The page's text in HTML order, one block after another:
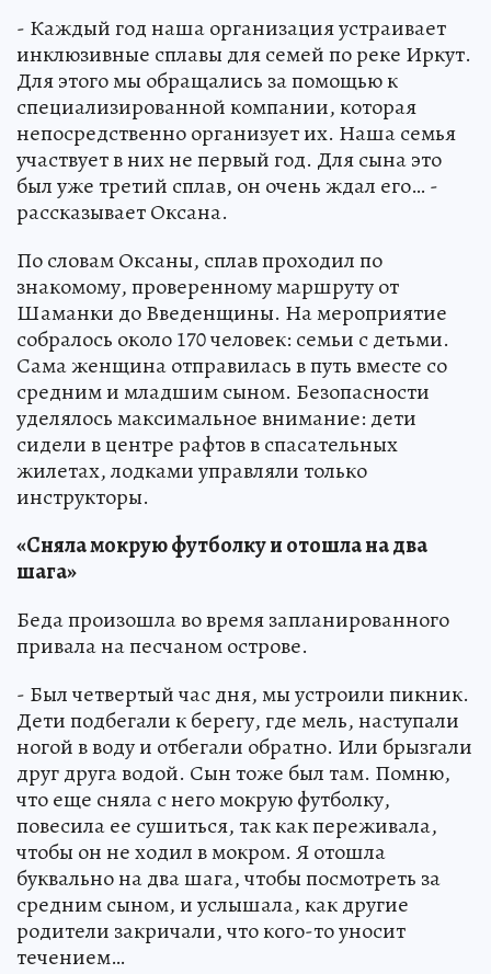
- Каждый год наша организация устраивает
инклюзивные сплавы для семей по реке Иркут.
Для этого мы обращались за помощью к
специализированной компании, которая
непосредственно организует их. Наша семья
участвует в них не первый год. Для сына это
был уже третий сплав, он очень ждал его… -
рассказывает Оксана.
По словам Оксаны, сплав проходил по
знакомому, проверенному маршруту от
Шаманки до Введенщины. На мероприятие
собралось около 170 человек: семьи с детьми.
Сама женщина отправилась в путь вместе со
средним и младшим сыном. Безопасности
уделялось максимальное внимание: дети
сидели в центре рафтов в спасательных
жилетах, лодками управляли только
инструкторы.
«Сняла мокрую футболку и отошла на два
шага»
Беда произошла во время запланированного
привала на песчаном острове.
- Был четвертый час дня, мы устроили пикник.
Дети подбегали к берегу, где мель, наступали
ногой в воду и отбегали обратно. Или брызгали
друг друга водой. Сын тоже был там. Помню,
что еще сняла с него мокрую футболку,
повесила ее сушиться, так как переживала,
чтобы он не ходил в мокром. Я отошла
буквально на два шага, чтобы посмотреть за
средним сыном, и услышала, как другие
родители закричали, что кого-то уносит
течением…